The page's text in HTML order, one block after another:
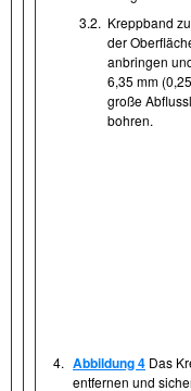
3.2. Kreppband
der
anbringen
6,35 mm
große
bohren.
4. Abbildung 4 Das
entfernen und